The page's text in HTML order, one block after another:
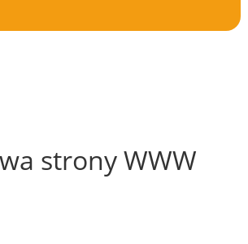
strony WWW